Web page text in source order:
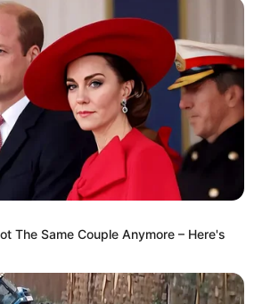
The Same Couple Anymore – Here's